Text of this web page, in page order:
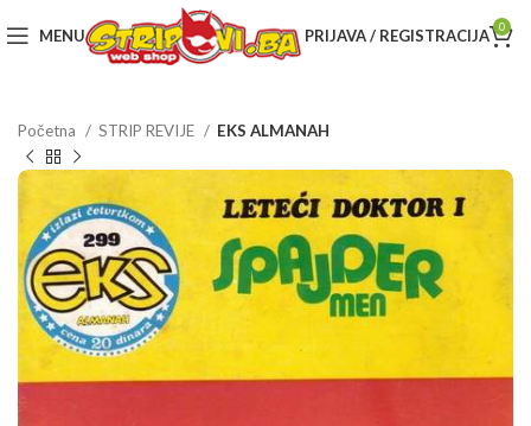
MENU PRIJAVA / REGISTRACIJA 0
Početna STRIP REVIJE EKS ALMANAH